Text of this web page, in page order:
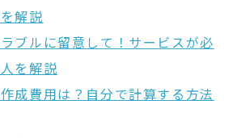
解説
ブルに留意して！サービスが必
を解説
成費用は？自分で計算する方法